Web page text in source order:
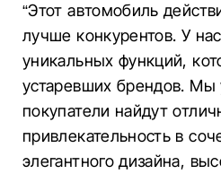
“Этот автомобиль
лучше конкурентов. У
уникальных функций,
устаревших брендов. Мы
покупатели найдут
привлекательность в
элегантного дизайна,